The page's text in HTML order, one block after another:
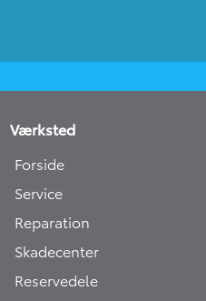
Værksted
Forside
Service
Reparation
Skadecenter
Reservedele